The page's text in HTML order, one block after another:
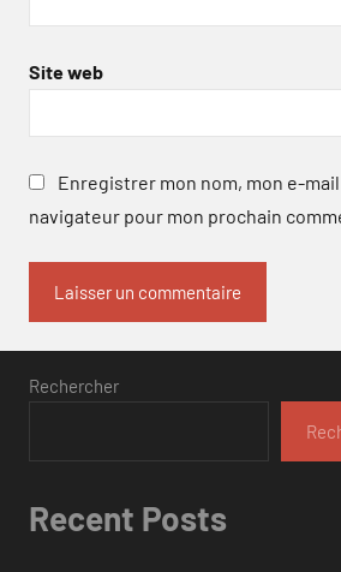
Site web
Enregistrer mon nom, mon e-
navigateur pour mon prochain
Rechercher
Recent Posts